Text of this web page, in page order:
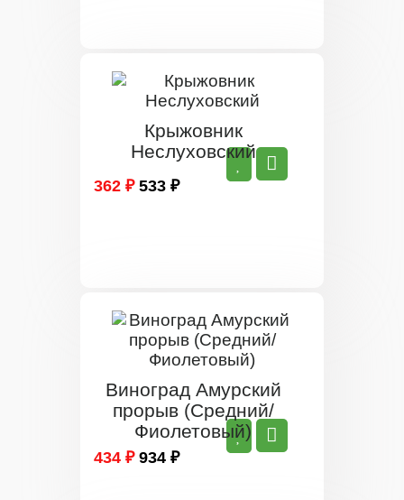
Крыжовник
Неслуховский
362 ₽ 533 ₽
Виноград Амурский
прорыв (Средний/
Фиолетовый)
434 ₽ 934 ₽